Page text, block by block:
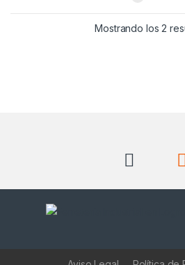
Mostrando los 2